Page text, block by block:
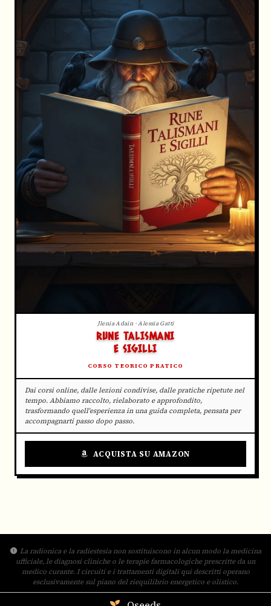
Jlenia Adain · Alessia Gatti
RUNE TALISMANI
E SIGILLI
CORSO TEORICO PRATICO
Dai corsi online, dalle lezioni condivise, dalle pratiche ripetute nel
tempo. Abbiamo raccolto, rielaborato e approfondito,
trasformando quell'esperienza in una guida completa, pensata per
accompagnarti passo dopo passo.
ACQUISTA SU AMAZON
La radionica e la radiestesia non sostituiscono in alcun modo la medicina
ufficiale, le diagnosi cliniche o le terapie farmacologiche prescritte da un
medico curante. I circuiti e i trattamenti digitali qui descritti operano
esclusivamente sul piano del riequilibrio energetico e olistico.